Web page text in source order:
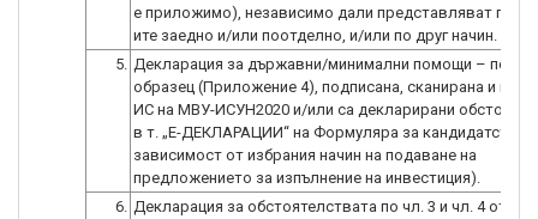
е приложимо), независимо дали представляват
ите заедно и/или поотделно, и/или по друг начин.
5. Декларация за държавни/минимални помощи –
образец (Приложение 4), подписана, сканирана и
ИС на МВУ-ИСУН2020 и/или са декларирани
в т. „E-ДЕКЛАРАЦИИ“ на Формуляра за
зависимост от избрания начин на подаване на
предложението за изпълнение на инвестиция).
6. Декларация за обстоятелствата по чл. 3 и чл. 4 от